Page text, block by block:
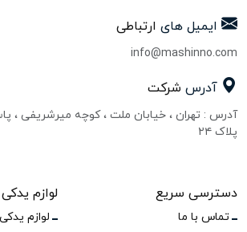
ایمیل های ارتباطی
info@mashinno.com
آدرس شرکت
آدرس : تهران ، خیابان ملت ، کوچه میرشریفی ،
پلاک ۲۴
دسترسی سریع
تماس با ما
لوازم یدکی
لوازم